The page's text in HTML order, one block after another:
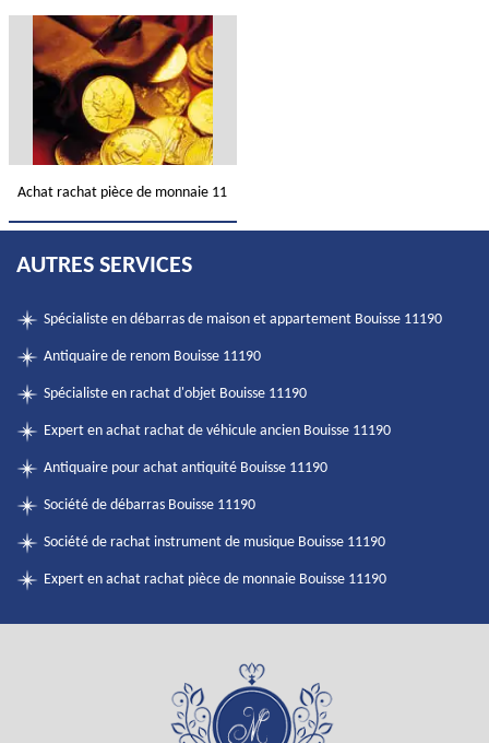
Achat rachat pièce de monnaie 11
AUTRES SERVICES
Spécialiste en débarras de maison et appartement Bouisse 11190
Antiquaire de renom Bouisse 11190
Spécialiste en rachat d'objet Bouisse 11190
Expert en achat rachat de véhicule ancien Bouisse 11190
Antiquaire pour achat antiquité Bouisse 11190
Société de débarras Bouisse 11190
Société de rachat instrument de musique Bouisse 11190
Expert en achat rachat pièce de monnaie Bouisse 11190